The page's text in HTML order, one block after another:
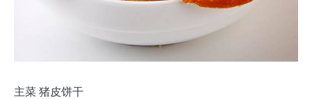
主菜 猪皮饼干